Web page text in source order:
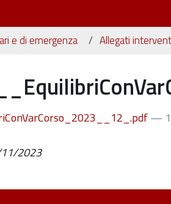
e di emergenza Allegati
—
2023